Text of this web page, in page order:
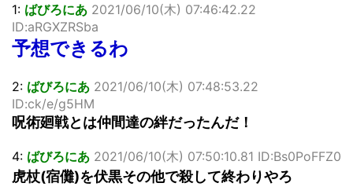
Powered by livedoor 相互RSS
1: ばびろにあ 2021/06/10(木) 07:46:42.22
ID:aRGXZRSba
予想できるわ
2: ばびろにあ 2021/06/10(木) 07:48:53.22
ID:ck/e/g5HM
呪術廻戦とは仲間達の絆だったんだ！
4: ばびろにあ 2021/06/10(木) 07:50:10.81 ID:Bs0PoFFZ0
虎杖(宿儺)を伏黒その他で殺して終わりやろ